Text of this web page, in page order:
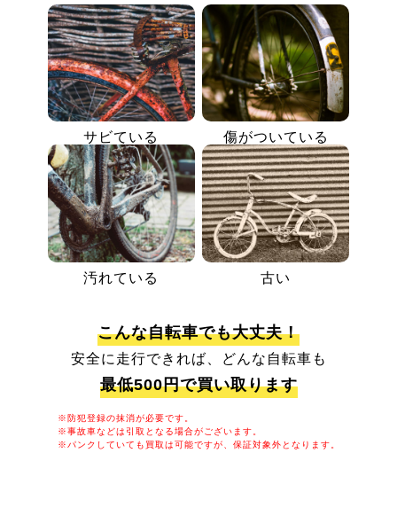
サビている 傷がついている
汚れている 古い
こんな自転車でも大丈夫！
安全に走行できれば、どんな自転車も
最低500円で買い取ります
※防犯登録の抹消が必要です。
※事故車などは引取となる場合がございます。
※パンクしていても買取は可能ですが、保証対象外となります。